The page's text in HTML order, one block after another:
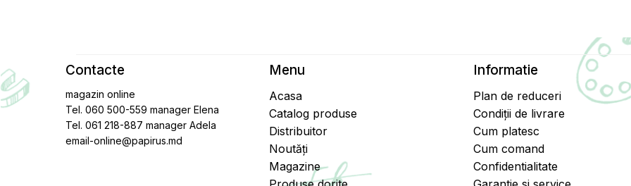
Contacte
magazin online
Tel. 060 500-559 manager Elena
Tel. 061 218-887 manager Adela
email-online@papirus.md
Menu
Acasa
Catalog produse
Distribuitor
Noutăți
Magazine
Informatie
Plan de reduceri
Condiții de livrare
Cum platesc
Cum comand
Confidentialitate